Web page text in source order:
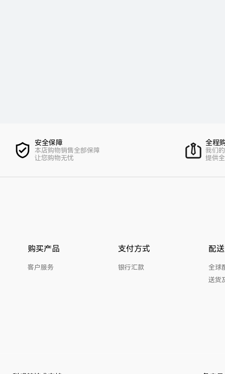
安全保障
本店购物销售全部保障
让您购物无忧
全程
我们
提供
购买产品
客户服务
支付方式
银行汇款
配
全球
送货